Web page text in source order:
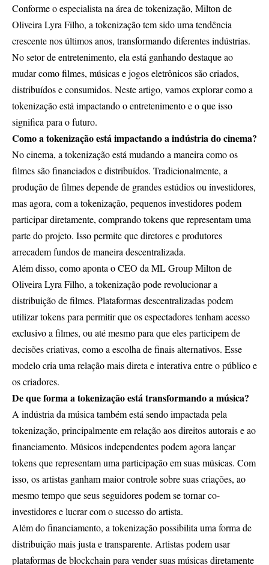
Conforme o especialista na área de tokenização, Milton de
Oliveira Lyra Filho, a tokenização tem sido uma tendência
crescente nos últimos anos, transformando diferentes indústrias.
No setor de entretenimento, ela está ganhando destaque ao
mudar como filmes, músicas e jogos eletrônicos são criados,
distribuídos e consumidos. Neste artigo, vamos explorar como a
tokenização está impactando o entretenimento e o que isso
significa para o futuro.
Como a tokenização está impactando a indústria do cinema?
No cinema, a tokenização está mudando a maneira como os
filmes são financiados e distribuídos. Tradicionalmente, a
produção de filmes depende de grandes estúdios ou investidores,
mas agora, com a tokenização, pequenos investidores podem
participar diretamente, comprando tokens que representam uma
parte do projeto. Isso permite que diretores e produtores
arrecadem fundos de maneira descentralizada.
Além disso, como aponta o CEO da ML Group Milton de
Oliveira Lyra Filho, a tokenização pode revolucionar a
distribuição de filmes. Plataformas descentralizadas podem
utilizar tokens para permitir que os espectadores tenham acesso
exclusivo a filmes, ou até mesmo para que eles participem de
decisões criativas, como a escolha de finais alternativos. Esse
modelo cria uma relação mais direta e interativa entre o público e
os criadores.
De que forma a tokenização está transformando a música?
A indústria da música também está sendo impactada pela
tokenização, principalmente em relação aos direitos autorais e ao
financiamento. Músicos independentes podem agora lançar
tokens que representam uma participação em suas músicas. Com
isso, os artistas ganham maior controle sobre suas criações, ao
mesmo tempo que seus seguidores podem se tornar co-
investidores e lucrar com o sucesso do artista.
Além do financiamento, a tokenização possibilita uma forma de
distribuição mais justa e transparente. Artistas podem usar
plataformas de blockchain para vender suas músicas diretamente